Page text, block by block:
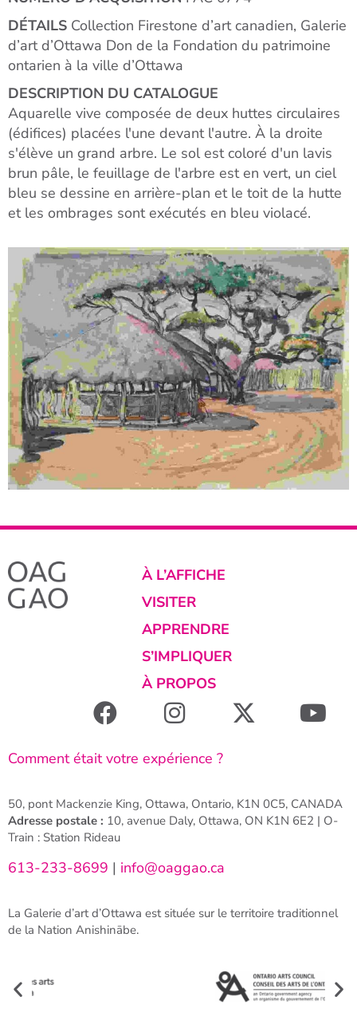
DÉTAILS Collection Firestone d’art canadien, Galerie
d’art d’Ottawa Don de la Fondation du patrimoine
ontarien à la ville d’Ottawa
DESCRIPTION DU CATALOGUE
Aquarelle vive composée de deux huttes circulaires
(édifices) placées l'une devant l'autre. À la droite
s'élève un grand arbre. Le sol est coloré d'un lavis
brun pâle, le feuillage de l'arbre est en vert, un ciel
bleu se dessine en arrière-plan et le toit de la hutte
et les ombrages sont exécutés en bleu violacé.
À L’AFFICHE
VISITER
APPRENDRE
S’IMPLIQUER
À PROPOS
Comment était votre expérience ?
50, pont Mackenzie King, Ottawa, Ontario, K1N 0C5, CANADA
Adresse postale : 10, avenue Daly, Ottawa, ON K1N 6E2 | O-
Train : Station Rideau
613-233-8699 | info@oaggao.ca
La Galerie d’art d’Ottawa est située sur le territoire traditionnel
de la Nation Anishinābe.